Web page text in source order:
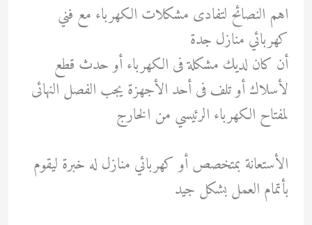
اهم النصائح لتفادى مشكلات الكهرباء مع فني
كهربائي منازل جدة
أن كان لديك مشكلة فى الكهرباء أو حدث قطع
لأسلاك أو تلف فى أحد الأجهزة يجب الفصل النهائى
لمفتاح الكهرباء الرئيسي من الخارج
الأستعانة بمتخصص أو كهربائي منازل له خبرة ليقوم
بأتمام العمل بشكل جيد